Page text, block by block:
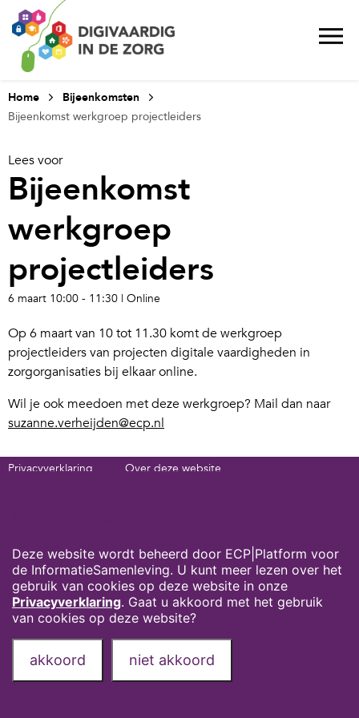
Home
Bijeenkomsten
Bijeenkomst werkgroep projectleiders
Lees voor
Bijeenkomst
werkgroep
projectleiders
6 maart 10:00 - 11:30 | Online
Op 6 maart van 10 tot 11.30 komt de werkgroep
projectleiders van projecten digitale vaardigheden in
zorgorganisaties bij elkaar online.
Wil je ook meedoen met deze werkgroep? Mail dan naar
suzanne.verheijden@ecp.nl
Privacyverklaring
Over deze website
Deze website wordt beheerd door ECP|Platform voor
de InformatieSamenleving. U kunt meer lezen over het
gebruik van cookies op deze website in onze
Privacyverklaring. Gaat u akkoord met het gebruik
van cookies op deze website?
akkoord niet akkoord